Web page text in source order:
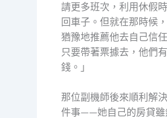
請更多班次，利用休假
回車子。但就在那時候
猶豫地推薦他去自己信
只要帶著票據去，他們
錢。」
那位副機師後來順利解
件事——她自己的房貸雖